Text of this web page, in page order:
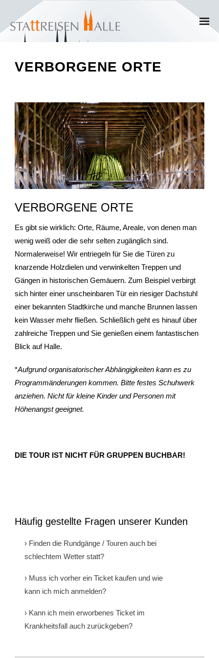
Gruppen
- Private Gruppen
- Firmengruppen
- Kinder und Jugendliche
- Stadtrundfahrten
- Stadtrundgänge
- Polizeiruf-Touren
- Kulinarische Stadtführungen
- Stadtspiele-Outdoor Games
- Firmenangebote
Gutscheine & Geschenke
- Bücher
Über StattReisen
- Inhaberin
- StattReisen Verband
VERBORGENE ORTE
VERBORGENE ORTE
Es gibt sie wirklich: Orte, Räume, Areale, von denen man
wenig weiß oder die sehr selten zugänglich sind.
Normalerweise! Wir entriegeln für Sie die Türen zu
knarzende Holzdielen und verwinkelten Treppen und
Gängen in historischen Gemäuern. Zum Beispiel verbirgt
sich hinter einer unscheinbaren Tür ein riesiger Dachstuhl
einer bekannten Stadtkirche und manche Brunnen lassen
kein Wasser mehr fließen. Schließlich geht es hinauf über
zahlreiche Treppen und Sie genießen einem fantastischen
Blick auf Halle.
*Aufgrund organisatorischer Abhängigkeiten kann es zu
Programmänderungen kommen. Bitte festes Schuhwerk
anziehen. Nicht für kleine Kinder und Personen mit
Höhenangst geeignet.
DIE TOUR IST NICHT FÜR GRUPPEN BUCHBAR!
Häufig gestellte Fragen unserer Kunden
› Finden die Rundgänge / Touren auch bei
schlechtem Wetter statt?
Ja! Bekanntermaßen gibt es kein schlechtes Wetter,
nur schlechte Kleidung. Alle Touren werden deshalb
Wetterverhältnissen durchgeführt. Wir empfehlen
allerdings dem Wetter angepasste Kleidung und
› Muss ich vorher ein Ticket kaufen und wie
kann ich mich anmelden?
Wenn nichts anderes explizit erwähnt ist
(Nachtwächter-Rundgang), empfehlen wir für alle
› Kann ich mein erworbenes Ticket im
Krankheitsfall auch zurückgeben?